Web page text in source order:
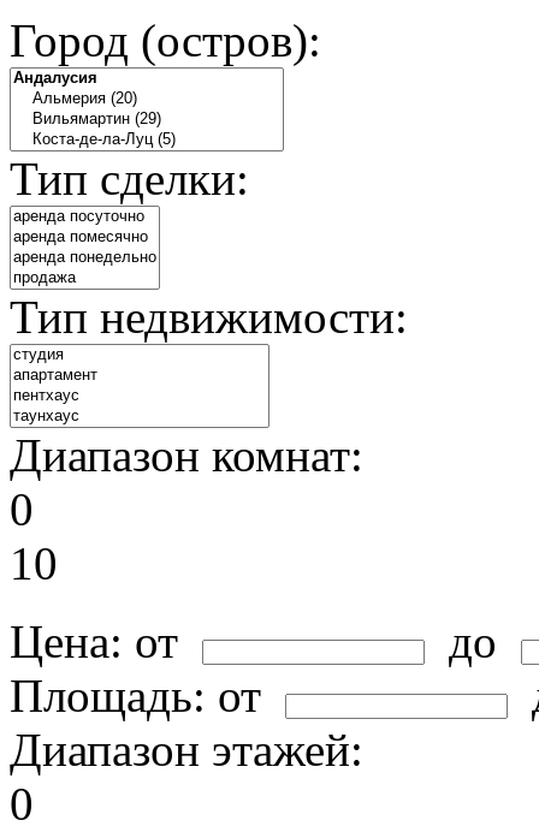
Город (остров):
Тип сделки:
Тип недвижимости:
Диапазон комнат:
0
10
Цена: от
до
Площадь: от
Диапазон этажей:
0